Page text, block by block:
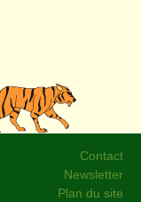
Contact
Newsletter
Plan du site